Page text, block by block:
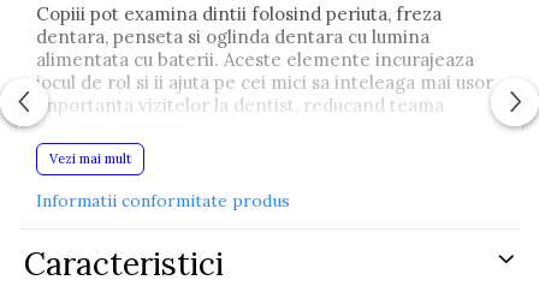
Copiii pot examina dintii folosind periuta, freza
dentara, penseta si oglinda dentara cu lumina
alimentata cu baterii. Aceste elemente incurajeaza
jocul de rol si ii ajuta pe cei mici sa inteleaga mai usor
importanta vizitelor la dentist, reducand teama
asociata acestora.
Accesoriile suplimentare, precum tubul de pasta de
de ciocolata si bomboane, ii invata pe copii prin joaca
dintii sanatosi. Jocul stimuleaza imaginatia,
coordonarea mana-ochi si abilitatile sociale.
Vezi mai mult
Informatii conformitate produs
Caracteristici